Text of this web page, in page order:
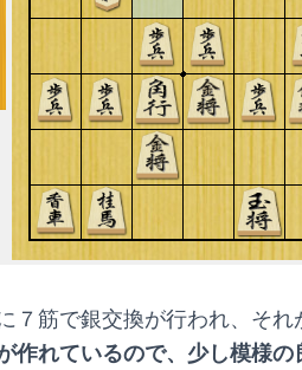
７筋で銀交換が行われ、それ
作れているので、少し模様の